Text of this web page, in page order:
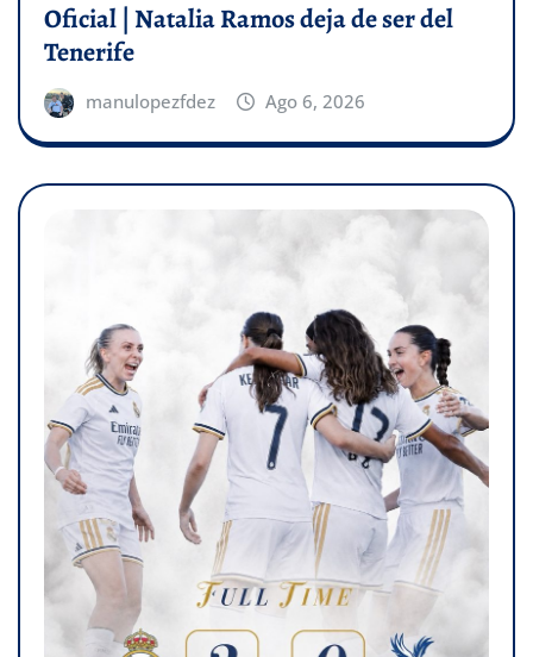
Oficial | Natalia Ramos deja de ser del
Tenerife
manulopezfdez Ago 6, 2026